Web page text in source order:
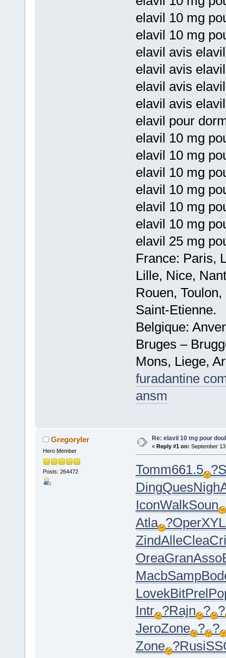
elavil 10 mg
elavil 10 mg
elavil avis
elavil avis
elavil avis
elavil avis
elavil pour
elavil 10 mg
elavil 10 mg
elavil 10 mg
elavil 10 mg
elavil 10 mg
elavil 10 mg
elavil 25 mg
France: Paris,
Lille, Nice,
Rouen,
Saint-Etienne.
Belgique:
Bruges –
Mons, Liege,
furadantine
ansm
Gregoryler
Hero Member
Posts: 264472
Re: elavil 10 mg pour
« Reply #1 on: September
Tomm661.5 ?
DingQuesNigh
IconWalkSoun
Atla ?Oper
ZindAlleClea
OreaGranAsso
MacbSamp
LovekBitPrel
Intr ?Rajn ? ?
JeroZone ? ?
Zone ?Rusi